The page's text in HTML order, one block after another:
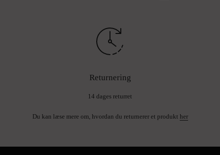
Returnering
14 dages returret
Du kan læse mere om, hvordan du returnerer et produkt her